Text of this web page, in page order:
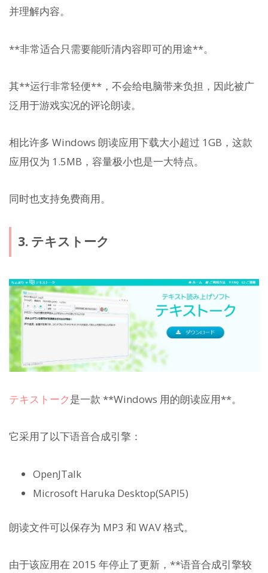
并理解内容。
**非常适合只需要能听清内容即可的用途**。
其**运行非常轻便**，不会给电脑带来负担，因此被广
泛用于游戏实况的评论朗读。
相比许多 Windows 朗读应用下载大小超过 1GB，这款
应用仅为 1.5MB，容量极小也是一大特点。
同时也支持免费商用。
3. テキストーク
テキストーク是一款 **Windows 用的朗读应用**。
它采用了以下语音合成引擎：
OpenJTalk
Microsoft Haruka Desktop(SAPI5)
朗读文件可以保存为 MP3 和 WAV 格式。
由于该应用在 2015 年停止了更新，**语音合成引擎较